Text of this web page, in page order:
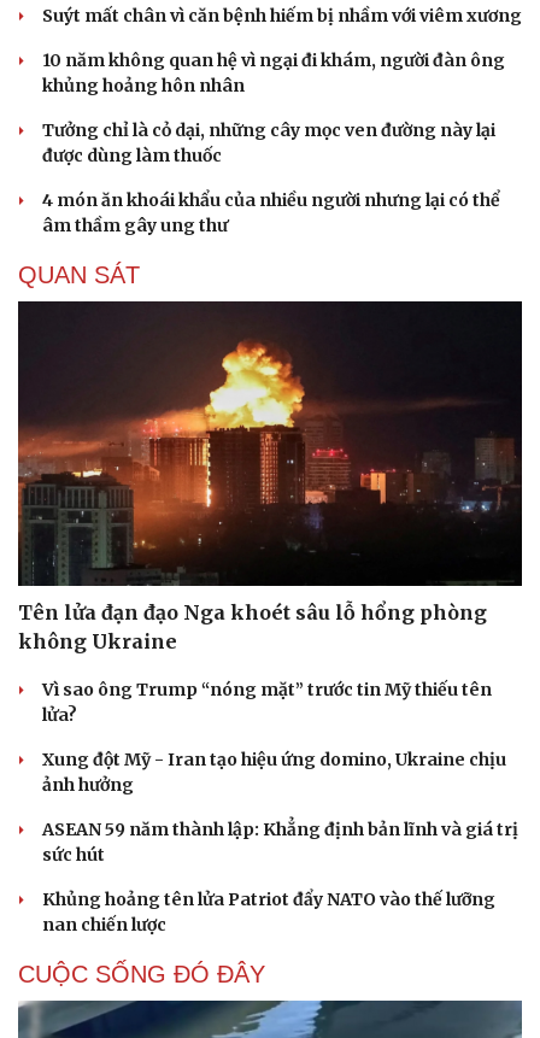
Đọc truyện đêm khuya
Cửa sổ tình yêu
Kể chuyện cho bé
Hạt giống tâm hồn
Suýt mất chân vì căn bệnh hiếm bị nhầm với viêm xương
10 năm không quan hệ vì ngại đi khám, người đàn ông
khủng hoảng hôn nhân
Tưởng chỉ là cỏ dại, những cây mọc ven đường này lại
được dùng làm thuốc
4 món ăn khoái khẩu của nhiều người nhưng lại có thể
âm thầm gây ung thư
QUAN SÁT
Tên lửa đạn đạo Nga khoét sâu lỗ hổng phòng
không Ukraine
Vì sao ông Trump “nóng mặt” trước tin Mỹ thiếu tên
lửa?
Xung đột Mỹ - Iran tạo hiệu ứng domino, Ukraine chịu
ảnh hưởng
ASEAN 59 năm thành lập: Khẳng định bản lĩnh và giá trị
sức hút
Khủng hoảng tên lửa Patriot đẩy NATO vào thế lưỡng
nan chiến lược
CUỘC SỐNG ĐÓ ĐÂY